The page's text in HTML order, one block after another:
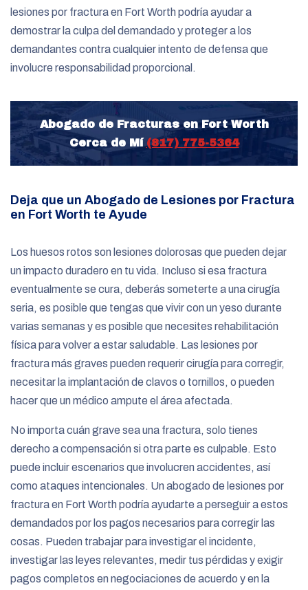
lesiones por fractura en Fort Worth podría ayudar a
demostrar la culpa del demandado y proteger a los
demandantes contra cualquier intento de defensa que
involucre responsabilidad proporcional.
Abogado de Fracturas en Fort Worth
Cerca de Mí (817) 775-5364
Deja que un Abogado de Lesiones por Fractura
en Fort Worth te Ayude
Los huesos rotos son lesiones dolorosas que pueden dejar
un impacto duradero en tu vida. Incluso si esa fractura
eventualmente se cura, deberás someterte a una cirugía
seria, es posible que tengas que vivir con un yeso durante
varias semanas y es posible que necesites rehabilitación
física para volver a estar saludable. Las lesiones por
fractura más graves pueden requerir cirugía para corregir,
necesitar la implantación de clavos o tornillos, o pueden
hacer que un médico ampute el área afectada.
No importa cuán grave sea una fractura, solo tienes
derecho a compensación si otra parte es culpable. Esto
puede incluir escenarios que involucren accidentes, así
como ataques intencionales. Un abogado de lesiones por
fractura en Fort Worth podría ayudarte a perseguir a estos
demandados por los pagos necesarios para corregir las
cosas. Pueden trabajar para investigar el incidente,
investigar las leyes relevantes, medir tus pérdidas y exigir
pagos completos en negociaciones de acuerdo y en la